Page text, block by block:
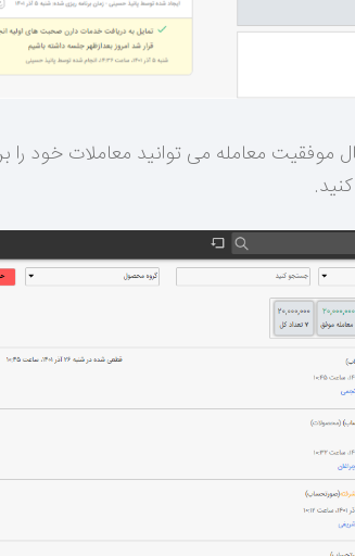
موفقیت معامله می توانید معاملات خود